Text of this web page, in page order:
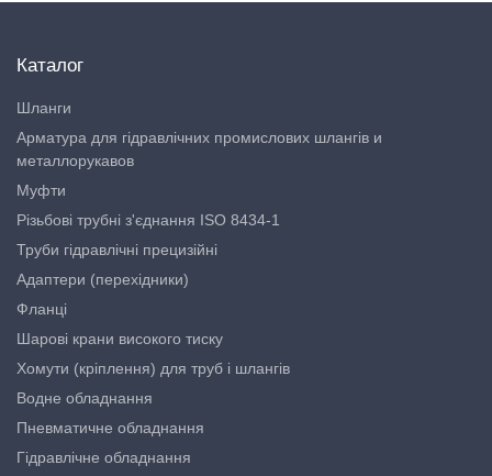
Каталог
Шланги
Арматура для гідравлічних промислових шлангів и
металлорукавов
Муфти
Різьбові трубні з'єднання ISO 8434-1
Труби гідравлічні прецизійні
Адаптери (перехідники)
Фланці
Шарові крани високого тиску
Хомути (кріплення) для труб і шлангів
Водне обладнання
Пневматичне обладнання
Гідравлічне обладнання